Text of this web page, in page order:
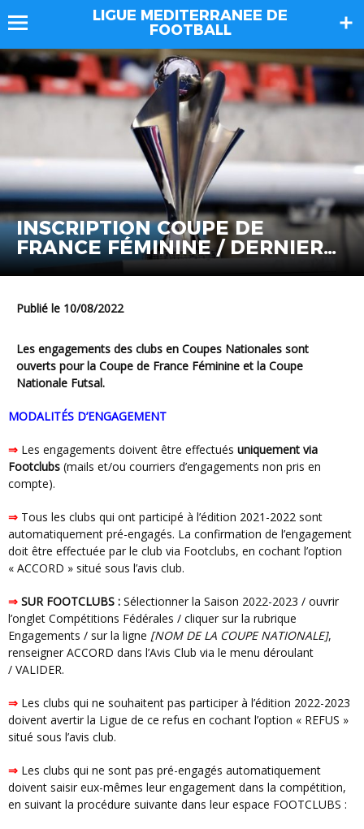
LIGUE MEDITERRANEE DE
FOOTBALL
INSCRIPTION COUPE DE
FRANCE FÉMININE / DERNIERS
JOURS !
Publié le 10/08/2022
Les engagements des clubs en Coupes Nationales sont
ouverts pour la Coupe de France Féminine et la Coupe
Nationale Futsal.
MODALITÉS D’ENGAGEMENT
⇒ Les engagements doivent être effectués uniquement via
Footclubs (mails et/ou courriers d’engagements non pris en
compte).
Tous les clubs qui ont participé à l’édition 2021-2022 sont
automatiquement pré-engagés. La confirmation de l’engagement
doit être effectuée par le club via Footclubs, en cochant l’option
« ACCORD » situé sous l’avis club.
SUR FOOTCLUBS : Sélectionner la Saison 2022-2023 / ouvrir
l’onglet Compétitions Fédérales / cliquer sur la rubrique
Engagements / sur la ligne [NOM DE LA COUPE NATIONALE],
renseigner ACCORD dans l’Avis Club via le menu déroulant
/ VALIDER.
Les clubs qui ne souhaitent pas participer à l’édition 2022-2023
doivent avertir la Ligue de ce refus en cochant l’option « REFUS »
situé sous l’avis club.
Les clubs qui ne sont pas pré-engagés automatiquement
doivent saisir eux-mêmes leur engagement dans la compétition,
en suivant la procédure suivante dans leur espace FOOTCLUBS :